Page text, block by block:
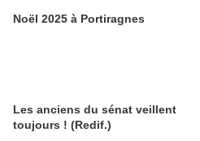
Noël 2025 à Portiragnes
Les anciens du sénat veillent
toujours ! (Redif.)